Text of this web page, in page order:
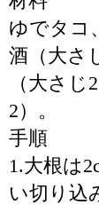
ゆでタコ
酒（大さ
（大さ
2）。
手順
1.大根は
い切り込